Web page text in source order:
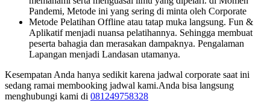
Pandemi, Metode ini yang sering di minta oleh Corporate
Metode Pelatihan Offline atau tatap muka langsung. Fun &
Aplikatif menjadi nuansa pelatihannya. Sehingga membuat
peserta bahagia dan merasakan dampaknya. Pengalaman
Lapangan menjadi Landasan utamanya.
Kesempatan Anda hanya sedikit karena jadwal corporate saat ini
sedang ramai membooking jadwal kami.Anda bisa langsung
menghubungi kami di 081249758328